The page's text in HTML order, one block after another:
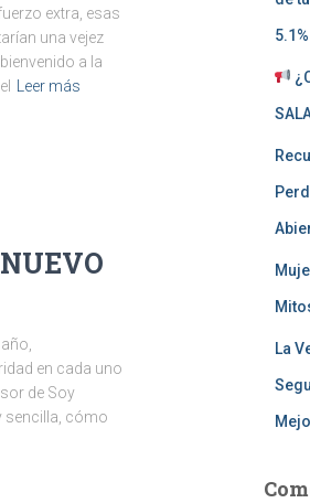
extra, esas
una vejez
a la
Leer más
en cada uno
de Soy
sencilla, cómo
La